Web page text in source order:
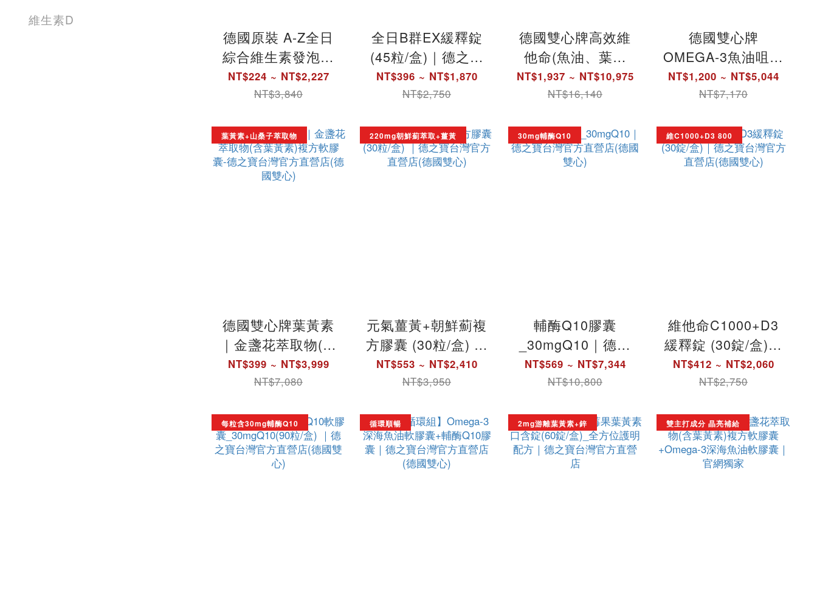
維生素D
德國原裝 A-Z全日
綜合維生素發泡錠
(15錠/支)_百香果柳
橙口味｜德國雙心
台灣官方直營店(德
國雙心)
NT$224 ~ NT$2,227
NT$3,840
全日B群EX緩釋錠
(45粒/盒)｜德之寶
台灣官方直營店(德
國雙心)
NT$396 ~ NT$1,870
NT$2,750
德國雙心牌高效維
他命(魚油、葉黃
素、Q10添加)｜A-Z
綜合維他命(60粒/
方直營店(德國雙心)
NT$1,937 ~ NT$10,975
NT$16,140
德國雙心牌
OMEGA-3魚油咀嚼
片大包裝(60片/盒)
(檸檬口味)_無腥味
魚油-德之寶台灣官
方(德國雙心)
NT$1,200 ~ NT$5,044
NT$7,170
葉黃素+山桑子萃取物
德國雙心牌葉黃素
｜金盞花萃取物(含
葉黃素)複方軟膠囊-
德之寶台灣官方直
NT$399 ~ NT$3,999
NT$7,080
220mg朝鮮薊萃取+薑黃
元氣薑黃+朝鮮薊複
方膠囊 (30粒/盒) ｜
德之寶台灣官方直
營店(德國雙心)
NT$553 ~ NT$2,410
NT$3,950
30mg輔酶Q10
輔酶Q10膠囊
_30mgQ10｜德之
寶台灣官方直營店
(德國雙心)
NT$569 ~ NT$7,344
NT$10,800
維C1000+D3 800
維他命C1000+D3
緩釋錠 (30錠/盒)｜
德之寶台灣官方直
營店(德國雙心)
NT$412 ~ NT$2,060
NT$2,750
每粒含30mg輔酶Q10 循環順暢 2mg游離葉黃素+鋅 雙主打成分 晶亮補給